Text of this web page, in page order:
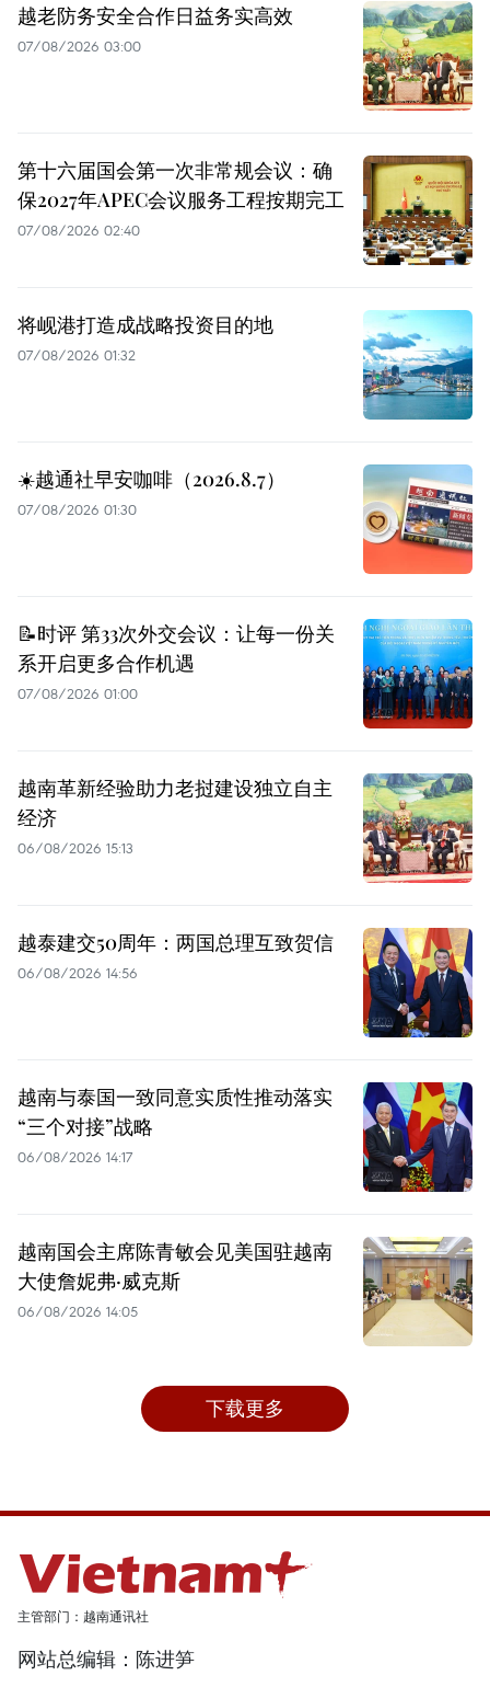
越老防务安全合作日益务实高效
07/08/2026 03:00
第十六届国会第一次非常规会议：确
保2027年APEC会议服务工程按期完工
07/08/2026 02:40
将岘港打造成战略投资目的地
07/08/2026 01:32
☀️越通社早安咖啡（2026.8.7）
07/08/2026 01:30
📝时评 第33次外交会议：让每一份关
系开启更多合作机遇
07/08/2026 01:00
越南革新经验助力老挝建设独立自主
经济
06/08/2026 15:13
越泰建交50周年：两国总理互致贺信
06/08/2026 14:56
越南与泰国一致同意实质性推动落实
“三个对接”战略
06/08/2026 14:17
越南国会主席陈青敏会见美国驻越南
大使詹妮弗·威克斯
06/08/2026 14:05
下载更多
主管部门：越南通讯社
网站总编辑：陈进笋